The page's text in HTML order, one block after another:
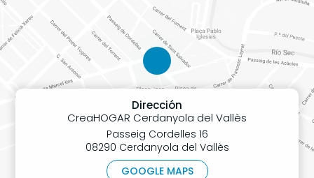
Dirección
CreaHOGAR Cerdanyola del Vallès
Passeig Cordelles 16
08290 Cerdanyola del Vallès
GOOGLE MAPS